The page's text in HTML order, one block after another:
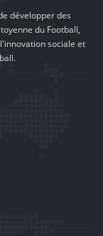
développer des
du Football,
sociale et